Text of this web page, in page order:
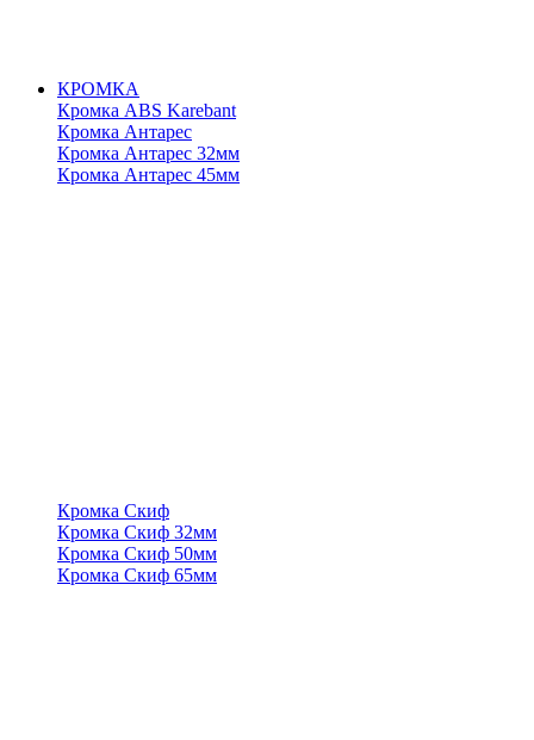
КРОМКА
Кромка ABS Karebant
Кромка Антарес
Кромка Антарес 32мм
Кромка Антарес 45мм
Кромка Скиф
Кромка Скиф 32мм
Кромка Скиф 50мм
Кромка Скиф 65мм